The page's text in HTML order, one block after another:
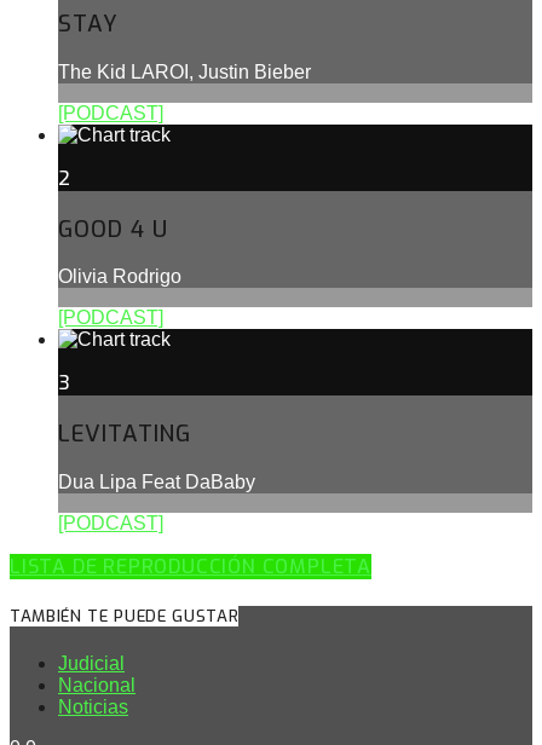
STAY
The Kid LAROI, Justin Bieber
[PODCAST]
2
GOOD 4 U
Olivia Rodrigo
[PODCAST]
3
LEVITATING
Dua Lipa Feat DaBaby
[PODCAST]
LISTA DE REPRODUCCIÓN COMPLETA
TAMBIÉN TE PUEDE GUSTAR
Judicial
Nacional
Noticias